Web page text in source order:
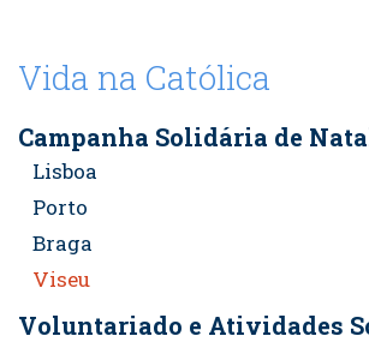
Vida na Católica
Campanha Solidária de
Lisboa
Porto
Braga
Viseu
Voluntariado e Atividades